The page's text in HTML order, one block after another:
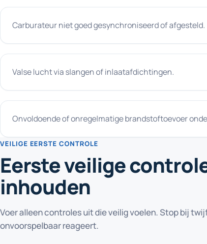
Carburateur niet goed gesynchroniseerd of afgesteld.
Valse lucht via slangen of inlaatafdichtingen.
Onvoldoende of onregelmatige brandstoftoevoer
VEILIGE EERSTE CONTROLE
Eerste veilige
inhouden
Voer alleen controles uit die veilig voelen. Stop bij
onvoorspelbaar reageert.